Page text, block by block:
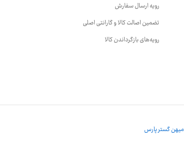
رویه ارسال سفارش
تضمین اصالت کالا و گارانتی اصلی
رویه‌های بازگرداندن کالا
میهن گستر پارس